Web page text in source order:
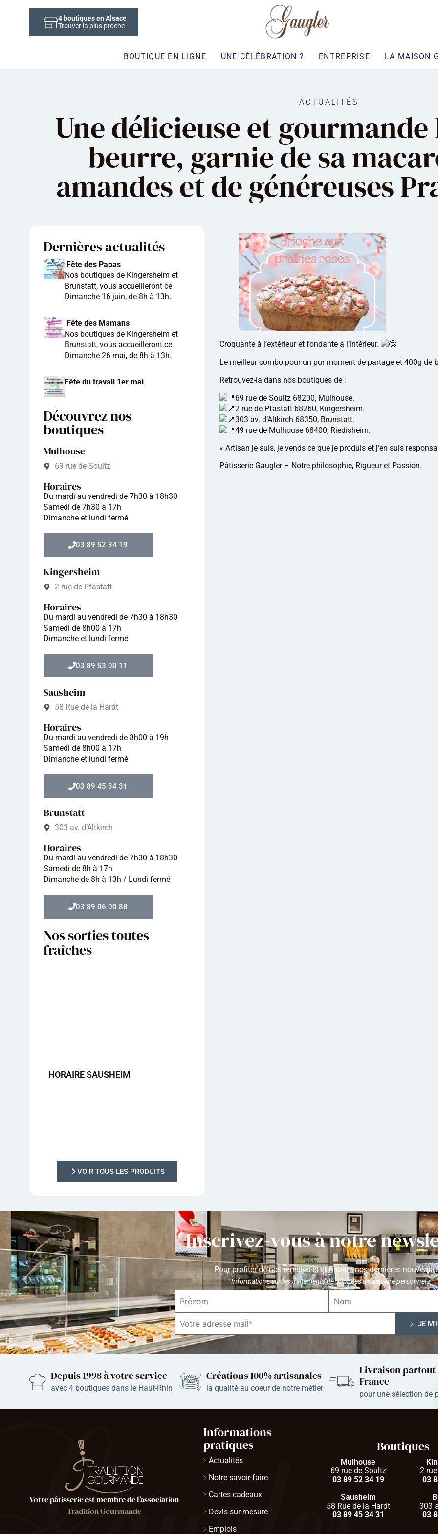
4 boutiques en Alsace
Trouver la plus proche
BOUTIQUE EN LIGNE UNE CÉLÉBRATION ? ENTREPRISE LA MAISON
ACTUALITÉS
Une délicieuse et
beurre, garnie de sa
amandes et de généreuses
Dernières actualités
Fête des Papas
Nos boutiques de Kingersheim et
Brunstatt, vous accueilleront ce
Dimanche 16 juin, de 8h à 13h.
Fête des Mamans
Nos boutiques de Kingersheim et
Brunstatt, vous accueilleront ce
Dimanche 26 mai, de 8h à 13h.
Fête du travail 1er mai
Découvrez nos
boutiques
Mulhouse
69 rue de Soultz
Horaires
Du mardi au vendredi de 7h30 à 18h30
Samedi de 7h30 à 17h
Dimanche et lundi fermé
03 89 52 34 19
Kingersheim
2 rue de Pfastatt
Horaires
Du mardi au vendredi de 7h30 à 18h30
Samedi de 8h00 à 17h
Dimanche et lundi fermé
03 89 53 00 11
Sausheim
58 Rue de la Hardt
Horaires
Du mardi au vendredi de 8h00 à 19h
Samedi de 8h00 à 17h
Dimanche et lundi fermé
03 89 45 34 31
Brunstatt
303 av. d’Altkirch
Horaires
Du mardi au vendredi de 7h30 à 18h30
Samedi de 8h à 17h
Dimanche de 8h à 13h / Lundi fermé
03 89 06 00 88
Nos sorties toutes
fraîches
HORAIRE SAUSHEIM
VOIR TOUS LES PRODUITS
Croquante à l’extérieur et fondante à l’intérieur.
Le meilleur combo pour un pur moment de partage et 400g de
Retrouvez-la dans nos boutiques de :
69 rue de Soultz 68200, Mulhouse.
2 rue de Pfastatt 68260, Kingersheim.
303 av. d’Altkirch 68350, Brunstatt.
49 rue de Mulhouse 68400, Riedisheim.
« Artisan je suis, je vends ce que je produis et j’en suis
Pâtisserie Gaugler – Notre philosophie, Rigueur et Passion.
Inscrivez-vous à notre
Pour profiter de nos remises et connaître nos dernières
Informations sur les traitements de données à caractère personnel
Depuis 1998 à votre service
avec4 boutiques dans le Haut-Rhin
Créations 100% artisanales​
la qualité au coeur de notre métier
Livraison partout
France
pour une sélection de
Votre pâtisserie est membre de l’association
Tradition Gourmande
Informations
pratiques
Actualités
Notre savoir-faire
Cartes cadeaux
Devis sur-mesure
Emplois
Boutiques
Mulhouse
69 rue de Soultz
03 89 52 34 19
2
03
Sausheim
58 Rue de la Hardt
03 89 45 34 31
303
03